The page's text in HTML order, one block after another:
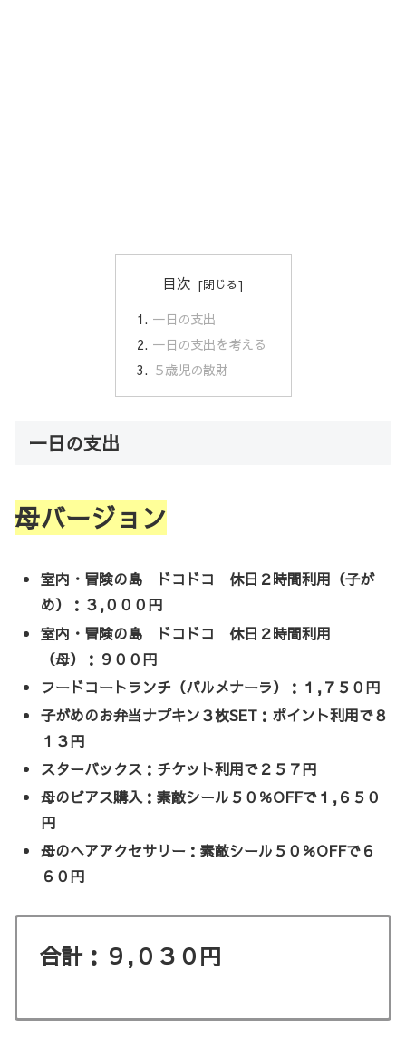
目次
一日の支出
一日の支出を考える
５歳児の散財
一日の支出
母バージョン
室内・冒険の島 ドコドコ 休日２時間利用（子が
め）：３,０００円
室内・冒険の島 ドコドコ 休日２時間利用
（母）：９００円
フードコートランチ（パルメナーラ）：１,７５０円
子がめのお弁当ナプキン３枚SET：ポイント利用で８
１３円
スターバックス：チケット利用で２５７円
母のピアス購入：素敵シール５０％OFFで１,６５０
円
母のヘアアクセサリー：素敵シール５０％OFFで６
６０円
合計：９,０３０円